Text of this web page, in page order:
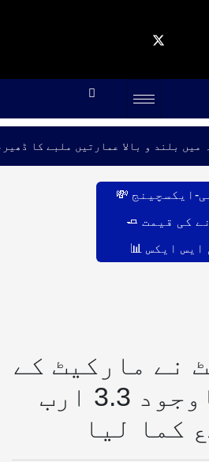
غزہ میں بلند و بالا عمارتیں ملبے
ایکسچینج 💸
کی قیمت 🧈
ایس ایکس 📊
نے مارکیٹ کے
دباؤ کے باوجود 3.3 ارب
کما لیا